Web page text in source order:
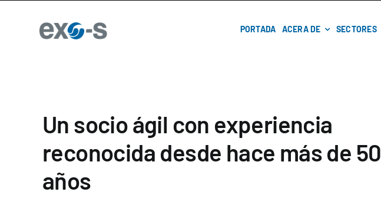
PORTADA ACERA DE SECTORES
Un socio ágil con experiencia
reconocida desde hace más de 50
años